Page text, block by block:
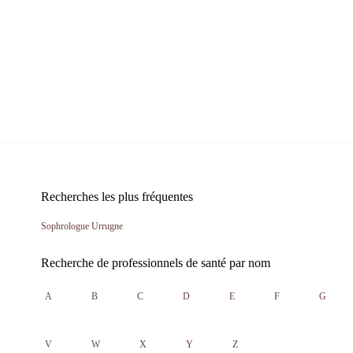
Recherches les plus fréquentes
Sophrologue Urrugne
Recherche de professionnels de santé par nom
A B C D E F G
V W X Y Z